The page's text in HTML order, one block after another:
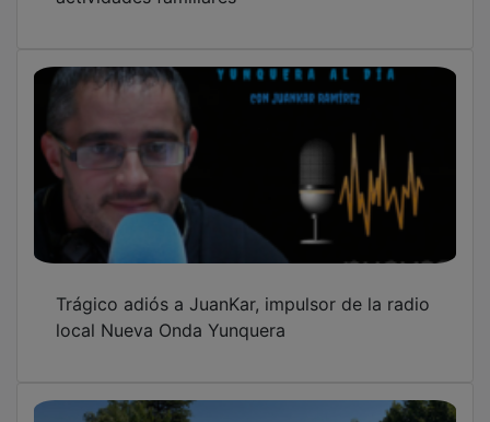
Yunquera de Henares inicia la temporada de
verano con la apertura de la piscina
municipal